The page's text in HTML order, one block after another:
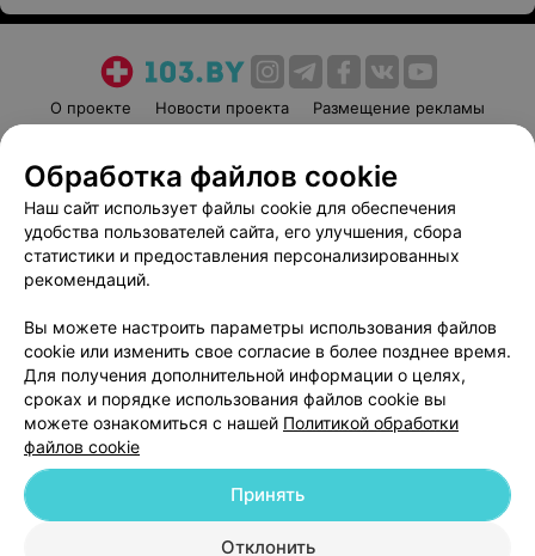
О проекте Новости проекта
Размещение рекламы
Пользовательское соглашение
Способы оплаты
Вакансии
Партнеры
Написать руководителю 103.by
Обработка персональных данных
© 2026 ООО «Артокс Лаб», УНП 191700409
| 220012, Республика Беларусь,
Обработка файлов cookie
Наш сайт использует файлы cookie для обеспечения
удобства пользователей сайта, его улучшения, сбора
статистики и предоставления персонализированных
рекомендаций.
Вы можете настроить параметры использования файлов
cookie или изменить свое согласие в более позднее время.
Для получения дополнительной информации о целях,
сроках и порядке использования файлов cookie вы
можете ознакомиться с нашей Политикой обработки
файлов cookie
Отклонить
Принять